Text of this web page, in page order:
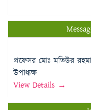
প্রফেসর মোঃ মতিউর
উপাধ্যক্ষ
View Details →